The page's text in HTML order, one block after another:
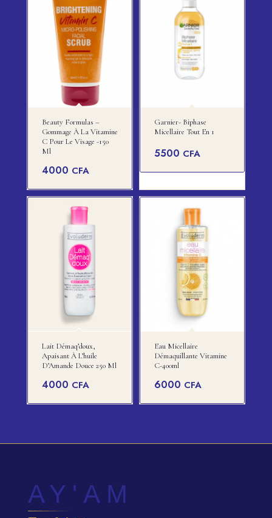
Beauty Formulas –
Gommage À La Vitamine
C Pour Le Visage -150
Ml
4000 CFA
Garnier- Biphase
Micellaire Tout En 1
5500 CFA
Lait Démaq’doux,
Apaisant À L’huile
D’Amande Douce 250 Ml
4000 CFA
Eau Micellaire
Démaquillante Vitamine
C-400ml
6000 CFA